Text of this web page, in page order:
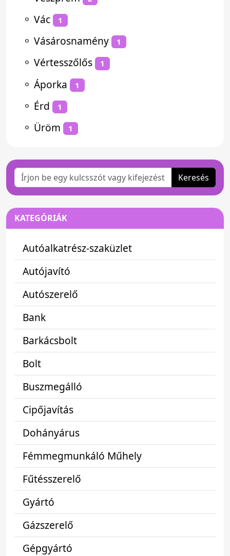
⚬ Vác 1
⚬ Vásárosnamény 1
⚬ Vértesszőlős 1
⚬ Áporka 1
⚬ Érd 1
⚬ Üröm 1
Keresés
KATEGÓRIÁK
Autóalkatrész-szaküzlet
Autójavító
Autószerelő
Bank
Barkácsbolt
Bolt
Buszmegálló
Cipőjavítás
Dohányárus
Fémmegmunkáló Műhely
Fűtésszerelő
Gyártó
Gázszerelő
Gépgyártó